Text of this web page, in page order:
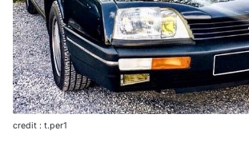
credit : t.per1